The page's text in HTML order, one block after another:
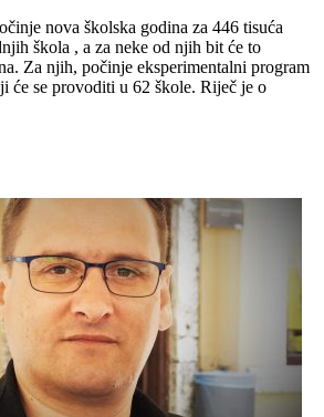
nova školska godina za 446 tisuća
škola , a za neke od njih bit će to
Za njih, počinje eksperimentalni program
će se provoditi u 62 škole. Riječ je o